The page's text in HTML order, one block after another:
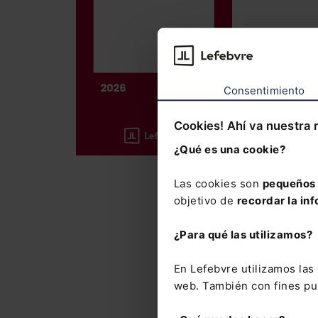
Consentimiento
Cookies! Ahí va nuestra
¿Qué es una cookie?
Las cookies son
objetivo de recordar la
¿Para qué las utilizamos?
En Lefebvre utilizamos las
web. También con fines
Incluye el
37.500
con el
del
precio
Laboral y